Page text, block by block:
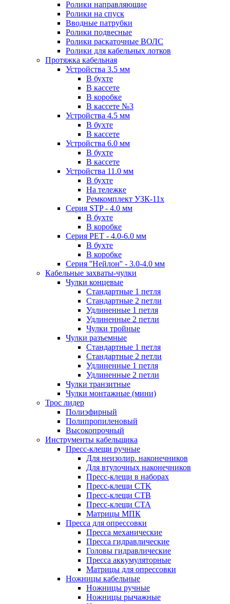
Ролики направляющие
Ролики на спуск
Вводные патрубки
Ролики подвесные
Ролики раскаточные ВОЛС
Ролики для кабельных лотков
Протяжка кабельная
Устройства 3.5 мм
В бухте
В кассете
В коробке
В кассете №3
Устройства 4.5 мм
В бухте
В кассете
Устройства 6.0 мм
В бухте
В кассете
Устройства 11.0 мм
В бухте
На тележке
Ремкомплект УЗК-11х
Серия STP - 4.0 мм
В бухте
В коробке
Серия PET - 4.0-6.0 мм
В бухте
В коробке
Серия ''Нейлон'' - 3.0-4.0 мм
Кабельные захваты-чулки
Чулки концевые
Стандартные 1 петля
Стандартные 2 петли
Удлиненные 1 петля
Удлиненные 2 петли
Чулки тройные
Чулки разъемные
Стандартные 1 петля
Стандартные 2 петли
Удлиненные 1 петля
Удлиненные 2 петли
Чулки транзитные
Чулки монтажные (мини)
Трос лидер
Полиэфирный
Полипропиленовый
Высокопрочный
Инструменты кабельщика
Пресс-клещи ручные
Для неизолир. наконечников
Для втулочных наконечников
Пресс-клещи в наборах
Пресс-клещи CTK
Пресс-клещи CTB
Пресс-клещи CTA
Матрицы МПК
Пресса для опрессовки
Пресса механические
Пресса гидравлические
Головы гидравлические
Пресса аккумуляторные
Матрицы для опрессовки
Ножницы кабельные
Ножницы ручные
Ножницы рычажные